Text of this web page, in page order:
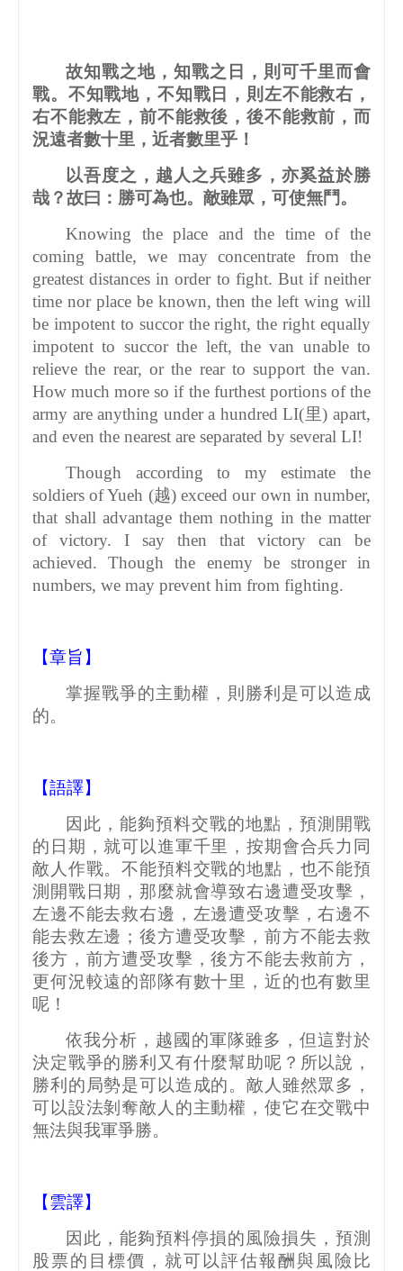
故知戰之地，知戰之日，則可千里而會
戰。不知戰地，不知戰日，則左不能救右，
右不能救左，前不能救後，後不能救前，而
況遠者數十里，近者數里乎！
以吾度之，越人之兵雖多，亦奚益於勝
哉？故曰：勝可為也。敵雖眾，可使無鬥。
Knowing the place and the time of the
coming battle, we may concentrate from the
greatest distances in order to fight. But if neither
time nor place be known, then the left wing will
be impotent to succor the right, the right equally
impotent to succor the left, the van unable to
relieve the rear, or the rear to support the van.
How much more so if the furthest portions of the
army are anything under a hundred LI(里) apart,
and even the nearest are separated by several LI!
Though according to my estimate the
soldiers of Yueh (越) exceed our own in number,
that shall advantage them nothing in the matter
of victory. I say then that victory can be
achieved. Though the enemy be stronger in
numbers, we may prevent him from fighting.
【章旨】
掌握戰爭的主動權，則勝利是可以造成
的。
【語譯】
因此，能夠預料交戰的地點，預測開戰
的日期，就可以進軍千里，按期會合兵力同
敵人作戰。不能預料交戰的地點，也不能預
測開戰日期，那麼就會導致右邊遭受攻擊，
左邊不能去救右邊，左邊遭受攻擊，右邊不
能去救左邊；後方遭受攻擊，前方不能去救
後方，前方遭受攻擊，後方不能去救前方，
更何況較遠的部隊有數十里，近的也有數里
呢！
依我分析，越國的軍隊雖多，但這對於
決定戰爭的勝利又有什麼幫助呢？所以說，
勝利的局勢是可以造成的。敵人雖然眾多，
可以設法剝奪敵人的主動權，使它在交戰中
無法與我軍爭勝。
【雲譯】
因此，能夠預料停損的風險損失，預測
股票的目標價，就可以評估報酬與風險比